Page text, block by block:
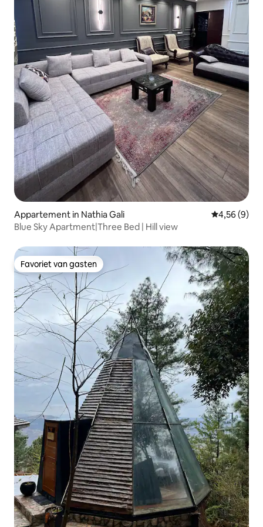
Appartement in Nathia Gali Gemiddelde
4,56 (9)
Blue Sky Apartment|Three Bed | Hill view
Favoriet van gasten
Favoriet van gasten